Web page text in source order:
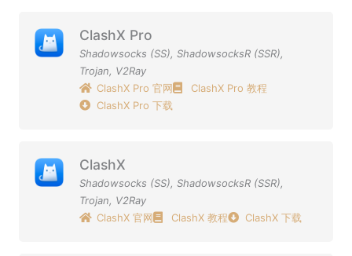
ClashX Pro
Shadowsocks (SS), ShadowsocksR (SSR),
Trojan, V2Ray
ClashX Pro 官网
ClashX Pro 教程
ClashX Pro 下载
ClashX
Shadowsocks (SS), ShadowsocksR (SSR),
Trojan, V2Ray
ClashX 官网
ClashX 教程 ClashX 下载